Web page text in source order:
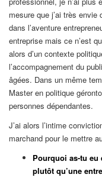
mesure que j’ai très
dans l’aventure
entreprise mais ce n’est
alors d’un contexte
l’accompagnement du
âgées. Dans un même
Master en politique
personnes dépendantes.
J’ai alors l’intime
marchand pour le mettre
Pourquoi as-tu eu
plutôt qu’une